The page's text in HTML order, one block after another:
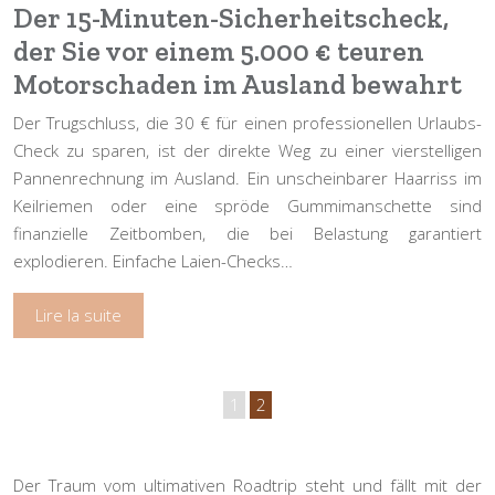
Der 15-Minuten-Sicherheitscheck,
der Sie vor einem 5.000 € teuren
Motorschaden im Ausland bewahrt
Der Trugschluss, die 30 € für einen professionellen Urlaubs-
Check zu sparen, ist der direkte Weg zu einer vierstelligen
Pannenrechnung im Ausland. Ein unscheinbarer Haarriss im
Keilriemen oder eine spröde Gummimanschette sind
finanzielle Zeitbomben, die bei Belastung garantiert
explodieren. Einfache Laien-Checks…
Lire la suite
1 2
Der Traum vom ultimativen Roadtrip steht und fällt mit der